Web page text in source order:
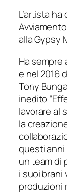
L’artista
alla Gypsy
Ha sempre
e nel 2016
Tony
inedito
lavorare al
la
questi anni
un team di
i suoi brani
produzioni